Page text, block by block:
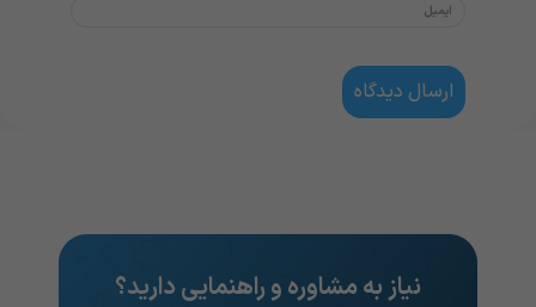
نیاز به مشاوره و راهنمایی دارید؟